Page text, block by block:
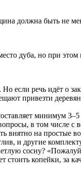
должна быть не
дуба, но при
если речь идёт о
привезти
минимум 3–5
в том числе
внятно на простые
и другие
сосну?
копейки, за